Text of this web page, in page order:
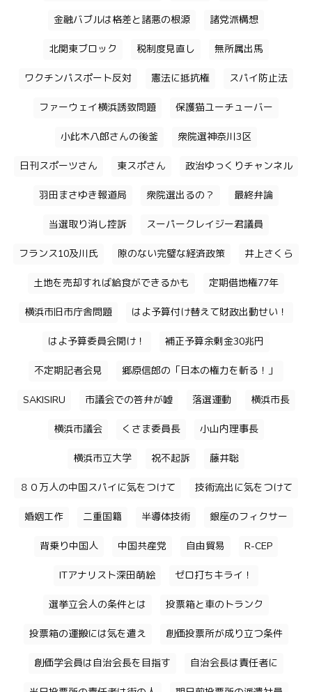
金融バブルは格差と諸悪の根源 諸党派構想
北関東ブロック 税制度見直し 無所属出馬
ワクチンパスポート反対 憲法に抵抗権 スパイ防止法
ファーウェイ横浜誘致問題 保護猫ユーチューバー
小此木八郎さんの後釜 衆院選神奈川3区
日刊スポーツさん 東スポさん 政治ゆっくりチャンネル
羽田まさゆき報道局 衆院選出るの？ 最終弁論
当選取り消し控訴 スーパークレイジー君議員
フランス10及川氏 隙のない完璧な経済政策 井上さくら
土地を売却すれば給食ができるかも 定期借地権77年
横浜市旧市庁舎問題 はよ予算付け替えて財政出動せい！
はよ予算委員会開け！ 補正予算余剰金30兆円
不定期記者会見 郷原信郎の「日本の権力を斬る！」
SAKISIRU 市議会での答弁が嘘 落選運動 横浜市長
横浜市議会 くさま委員長 小山内理事長
横浜市立大学 祝不起訴 藤井聡
８０万人の中国スパイに気をつけて 技術流出に気をつけて
婚姻工作 二重国籍 半導体技術 銀座のフィクサー
背乗り中国人 中国共産党 自由貿易 R-CEP
ITアナリスト深田萌絵 ゼロ打ちキライ！
選挙立会人の条件とは 投票箱と車のトランク
投票箱の運搬には気を遣え 創価投票所が成り立つ条件
創価学会員は自治会長を目指す 自治会長は責任者に